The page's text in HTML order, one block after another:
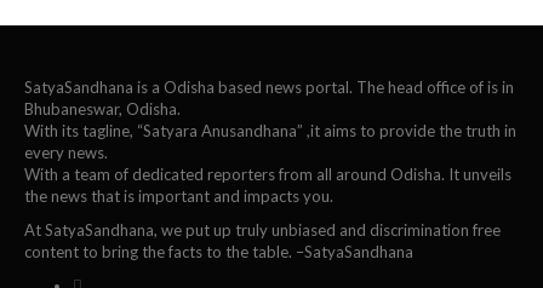
SatyaSandhana is a Odisha based news portal. The head office of is in
Bhubaneswar, Odisha.
With its tagline, “Satyara Anusandhana” ,it aims to provide the truth in
every news.
With a team of dedicated reporters from all around Odisha. It unveils
the news that is important and impacts you.
At SatyaSandhana, we put up truly unbiased and discrimination free
content to bring the facts to the table. –SatyaSandhana